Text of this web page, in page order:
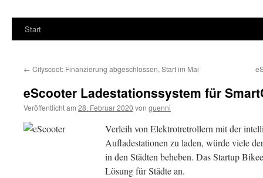
Start
← Cityscoot: Finanzierung abgeschlossen, Start im Mai
eScooter Ladestationssystem für
Veröffentlicht am 28. Februar 2020 von guenni
Verleih von Elektrotretrollern mit der
Aufladestationen zu laden, würde viele
in den Städten beheben. Das Startup
Lösung für Städte an.